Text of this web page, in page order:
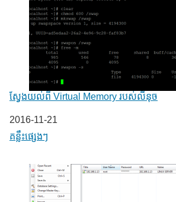
ស្វែងយល់ពី Virtual Memory របស់លីនុច
Date
2016-11-21
In relation to
គន្លឹះផ្សេងៗ